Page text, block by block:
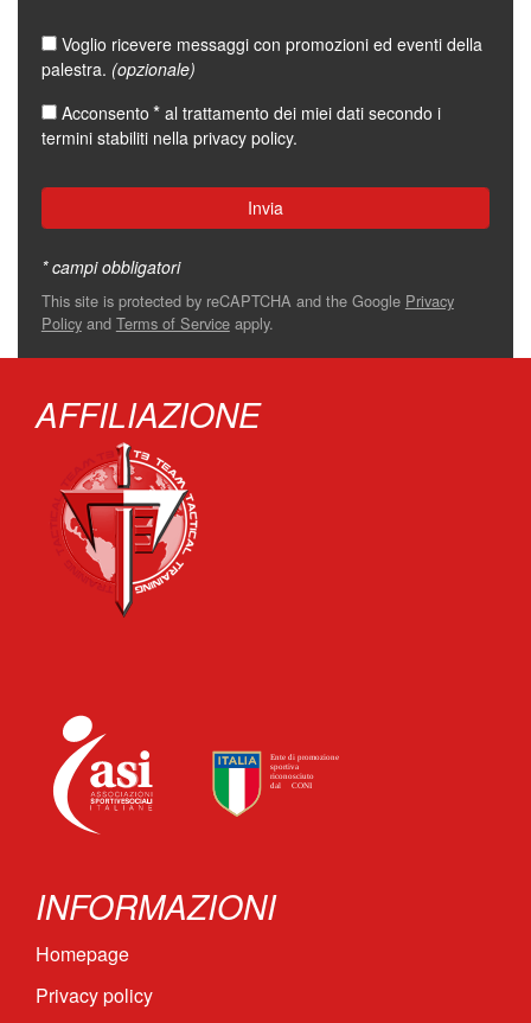
Voglio ricevere messaggi con promozioni ed eventi della
palestra. (opzionale)
Acconsento * al trattamento dei miei dati secondo i
termini stabiliti nellaprivacy policy.
* campi obbligatori
This site is protected by reCAPTCHA and the Google Privacy
Policyand Terms of Serviceapply.
AFFILIAZIONE
INFORMAZIONI
Homepage
Privacy policy